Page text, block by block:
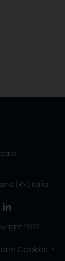
(RN) Italia -
2023
Cookies